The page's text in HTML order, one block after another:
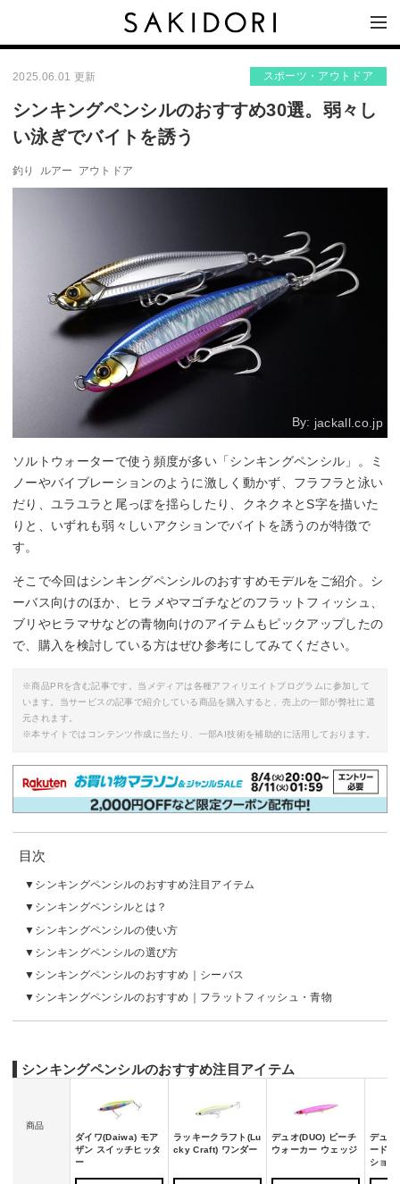
2025.06.01 更新 スポーツ・アウトドア
シンキングペンシルのおすすめ30選。弱々し
い泳ぎでバイトを誘う
釣り ルアー アウトドア
By: jackall.co.jp
ソルトウォーターで使う頻度が多い「シンキングペンシル」。ミ
ノーやバイブレーションのように激しく動かず、フラフラと泳い
だり、ユラユラと尾っぽを揺らしたり、クネクネとS字を描いた
りと、いずれも弱々しいアクションでバイトを誘うのが特徴で
す。
そこで今回はシンキングペンシルのおすすめモデルをご紹介。シ
ーバス向けのほか、ヒラメやマゴチなどのフラットフィッシュ、
ブリやヒラマサなどの青物向けのアイテムもピックアップしたの
で、購入を検討している方はぜひ参考にしてみてください。
※商品PRを含む記事です。当メディアは各種アフィリエイトプログラムに参加して
います。当サービスの記事で紹介している商品を購入すると、売上の一部が弊社に還
元されます。
※本サイトではコンテンツ作成に当たり、一部AI技術を補助的に活用しております。
目次
シンキングペンシルのおすすめ注目アイテム
シンキングペンシルとは？
シンキングペンシルの使い方
シンキングペンシルの選び方
シンキングペンシルのおすすめ｜シーバス
シンキングペンシルのおすすめ｜フラットフィッシュ・青物
シンキングペンシルのおすすめ注目アイテム
商品
ダイワ(Daiwa) モア
ザン スイッチヒッタ
ー
ラッキークラフト(Lu
cky Craft) ワンダー
デュオ(DUO) ビーチ
ウォーカー ウェッジ
デュエ
ードコ
ショッ